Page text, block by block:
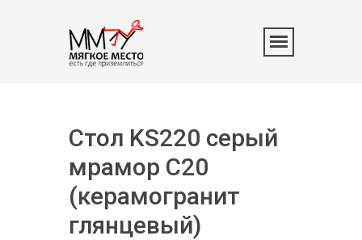
Стол KS220 серый
мрамор С20
(керамогранит
глянцевый)